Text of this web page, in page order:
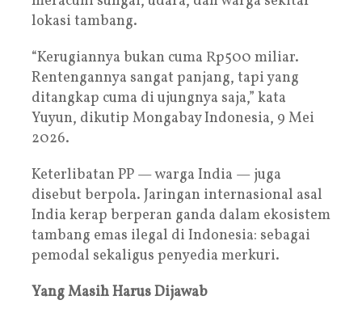
lokasi tambang.
“Kerugiannya bukan cuma Rp500 miliar.
Rentengannya sangat panjang, tapi yang
ditangkap cuma di ujungnya saja,” kata
Yuyun, dikutip Mongabay Indonesia, 9 Mei
2026.
Keterlibatan PP — warga India — juga
disebut berpola. Jaringan internasional asal
India kerap berperan ganda dalam ekosistem
tambang emas ilegal di Indonesia: sebagai
pemodal sekaligus penyedia merkuri.
Yang Masih Harus Dijawab